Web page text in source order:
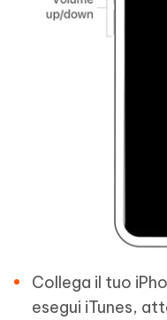
Collega il tuo
esegui iTunes,